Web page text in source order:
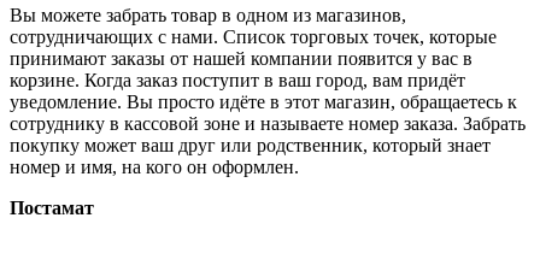
Вы можете забрать товар в одном из магазинов,
сотрудничающих с нами. Список торговых точек, которые
принимают заказы от нашей компании появится у вас в
корзине. Когда заказ поступит в ваш город, вам придёт
уведомление. Вы просто идёте в этот магазин, обращаетесь к
сотруднику в кассовой зоне и называете номер заказа. Забрать
покупку может ваш друг или родственник, который знает
номер и имя, на кого он оформлен.
Постамат